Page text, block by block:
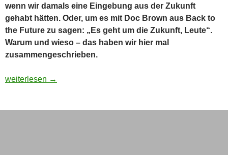
wenn wir damals eine Eingebung aus der Zukunft
gehabt hätten. Oder, um es mit Doc Brown aus Back to
the Future zu sagen: „Es geht um die Zukunft, Leute“.
Warum und wieso – das haben wir hier mal
zusammengeschrieben.
Hat wirklich ein YouTuber Commodore gekauft – und was
weiterlesen →